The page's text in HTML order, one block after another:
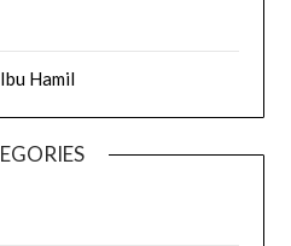
Hamil